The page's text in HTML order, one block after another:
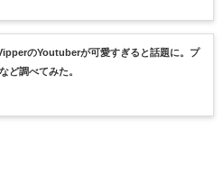
のYoutuberが可愛すぎると話題に。プ
ど調べてみた。